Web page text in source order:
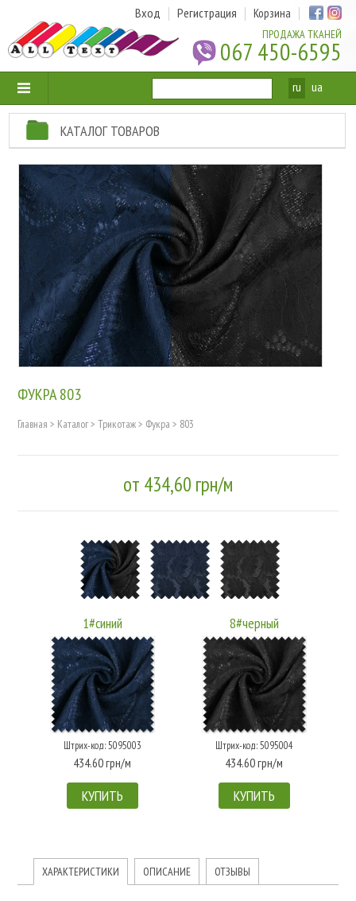
ПРОДАЖА ТКАНЕЙ
067 450-6595
Вход Регистрация Корзина
ru ua
КАТАЛОГ ТОВАРОВ
ФУКРА 803
Главная > Каталог> Трикотаж> Фукра > 803
от 434,60 грн/м
1#синий
Штрих-код: 5095003
434.60 грн/м
КУПИТЬ
8#черный
Штрих-код: 5095004
434.60 грн/м
КУПИТЬ
ХАРАКТЕРИСТИКИ ОПИСАНИЕ ОТЗЫВЫ